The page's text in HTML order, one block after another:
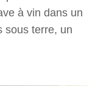
à vin dans un
sous terre, un